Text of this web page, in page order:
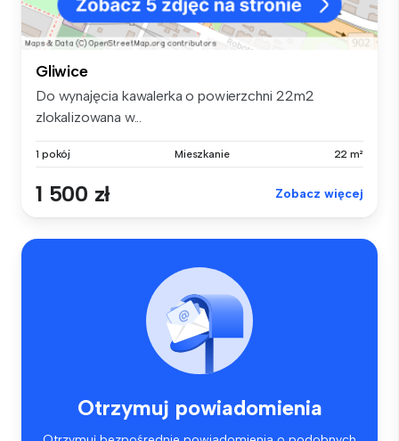
Gliwice
Do wynajęcia kawalerka o powierzchni 22m2
zlokalizowana w...
1 pokój Mieszkanie 22 m²
1 500 zł Zobacz więcej
Otrzymuj powiadomienia